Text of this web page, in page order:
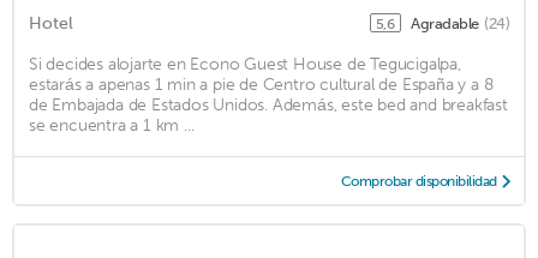
Hotel 5,6 Agradable (24)
Si decides alojarte en Econo Guest House de Tegucigalpa,
estarás a apenas 1 min a pie de Centro cultural de España y a 8
de Embajada de Estados Unidos. Además, este bed and breakfast
se encuentra a 1 km ...
Comprobar disponibilidad